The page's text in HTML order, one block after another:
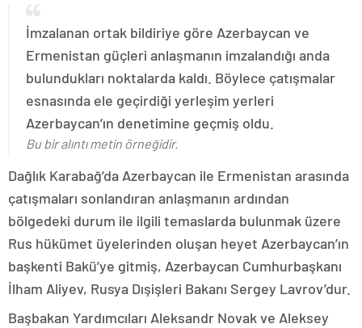
İmzalanan ortak bildiriye göre Azerbaycan ve
Ermenistan güçleri anlaşmanın imzalandığı anda
bulundukları noktalarda kaldı. Böylece çatışmalar
esnasında ele geçirdiği yerleşim yerleri
Azerbaycan’ın denetimine geçmiş oldu.
Bu bir alıntı metin örneğidir.
Dağlık Karabağ’da Azerbaycan ile Ermenistan arasında
çatışmaları sonlandıran anlaşmanın ardından
bölgedeki durum ile ilgili temaslarda bulunmak üzere
Rus hükümet üyelerinden oluşan heyet Azerbaycan’ın
başkenti Bakü’ye gitmiş, Azerbaycan Cumhurbaşkanı
İlham Aliyev, Rusya Dışişleri Bakanı Sergey Lavrov’dur.
Başbakan Yardımcıları Aleksandr Novak ve Aleksey